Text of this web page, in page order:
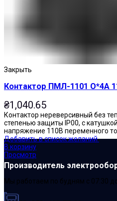
Закрыть
Контактор ПМЛ-1101 О*4А
₴1,040.65
Контактор нереверсивный без
степенью защиты IP00, с
напряжение 110В переменного
Добавить в список желаний
В корзину
Просмотр
Производитель
Мы работаем по будням с 07:30